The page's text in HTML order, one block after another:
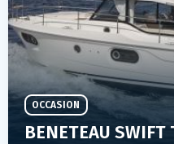
OCCASION